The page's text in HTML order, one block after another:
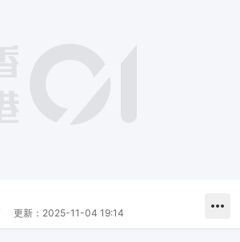
更新： 2025-11-04 19:14